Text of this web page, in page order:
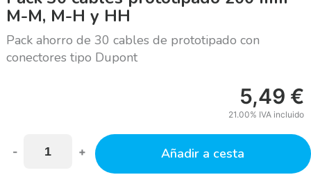
M-M, M-H y HH
Pack ahorro de 30 cables de prototipado con
conectores tipo Dupont
5,49 €
21.00% IVA incluido
- + Añadir a cesta